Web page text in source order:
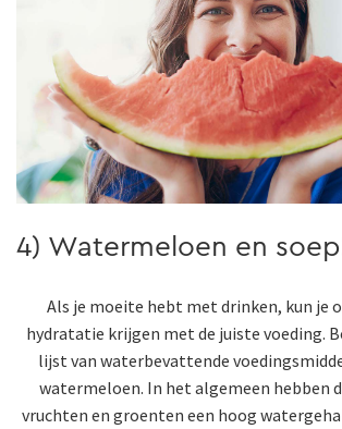
4) Watermeloen en
Als je moeite hebt met drinken, kun je
hydratatie krijgen met de juiste voeding.
lijst van waterbevattende
watermeloen. In het algemeen hebben
vruchten en groenten een hoog